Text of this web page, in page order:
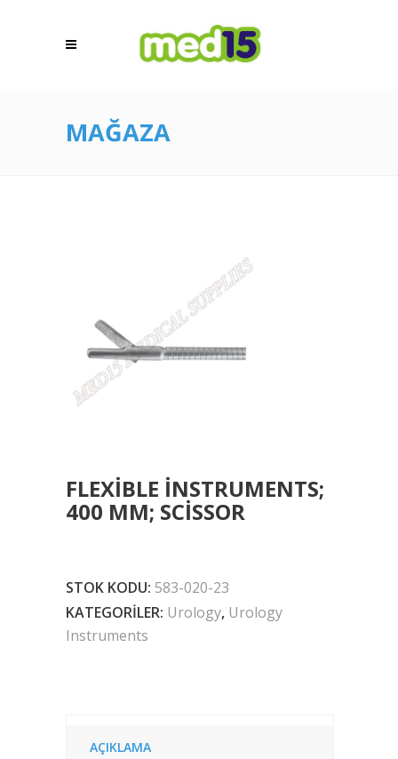
MAĞAZA
FLEXIBLE INSTRUMENTS;
400 MM; SCISSOR
STOK KODU: 583-020-23
KATEGORILER: Urology, Urology
Instruments
AÇIKLAMA